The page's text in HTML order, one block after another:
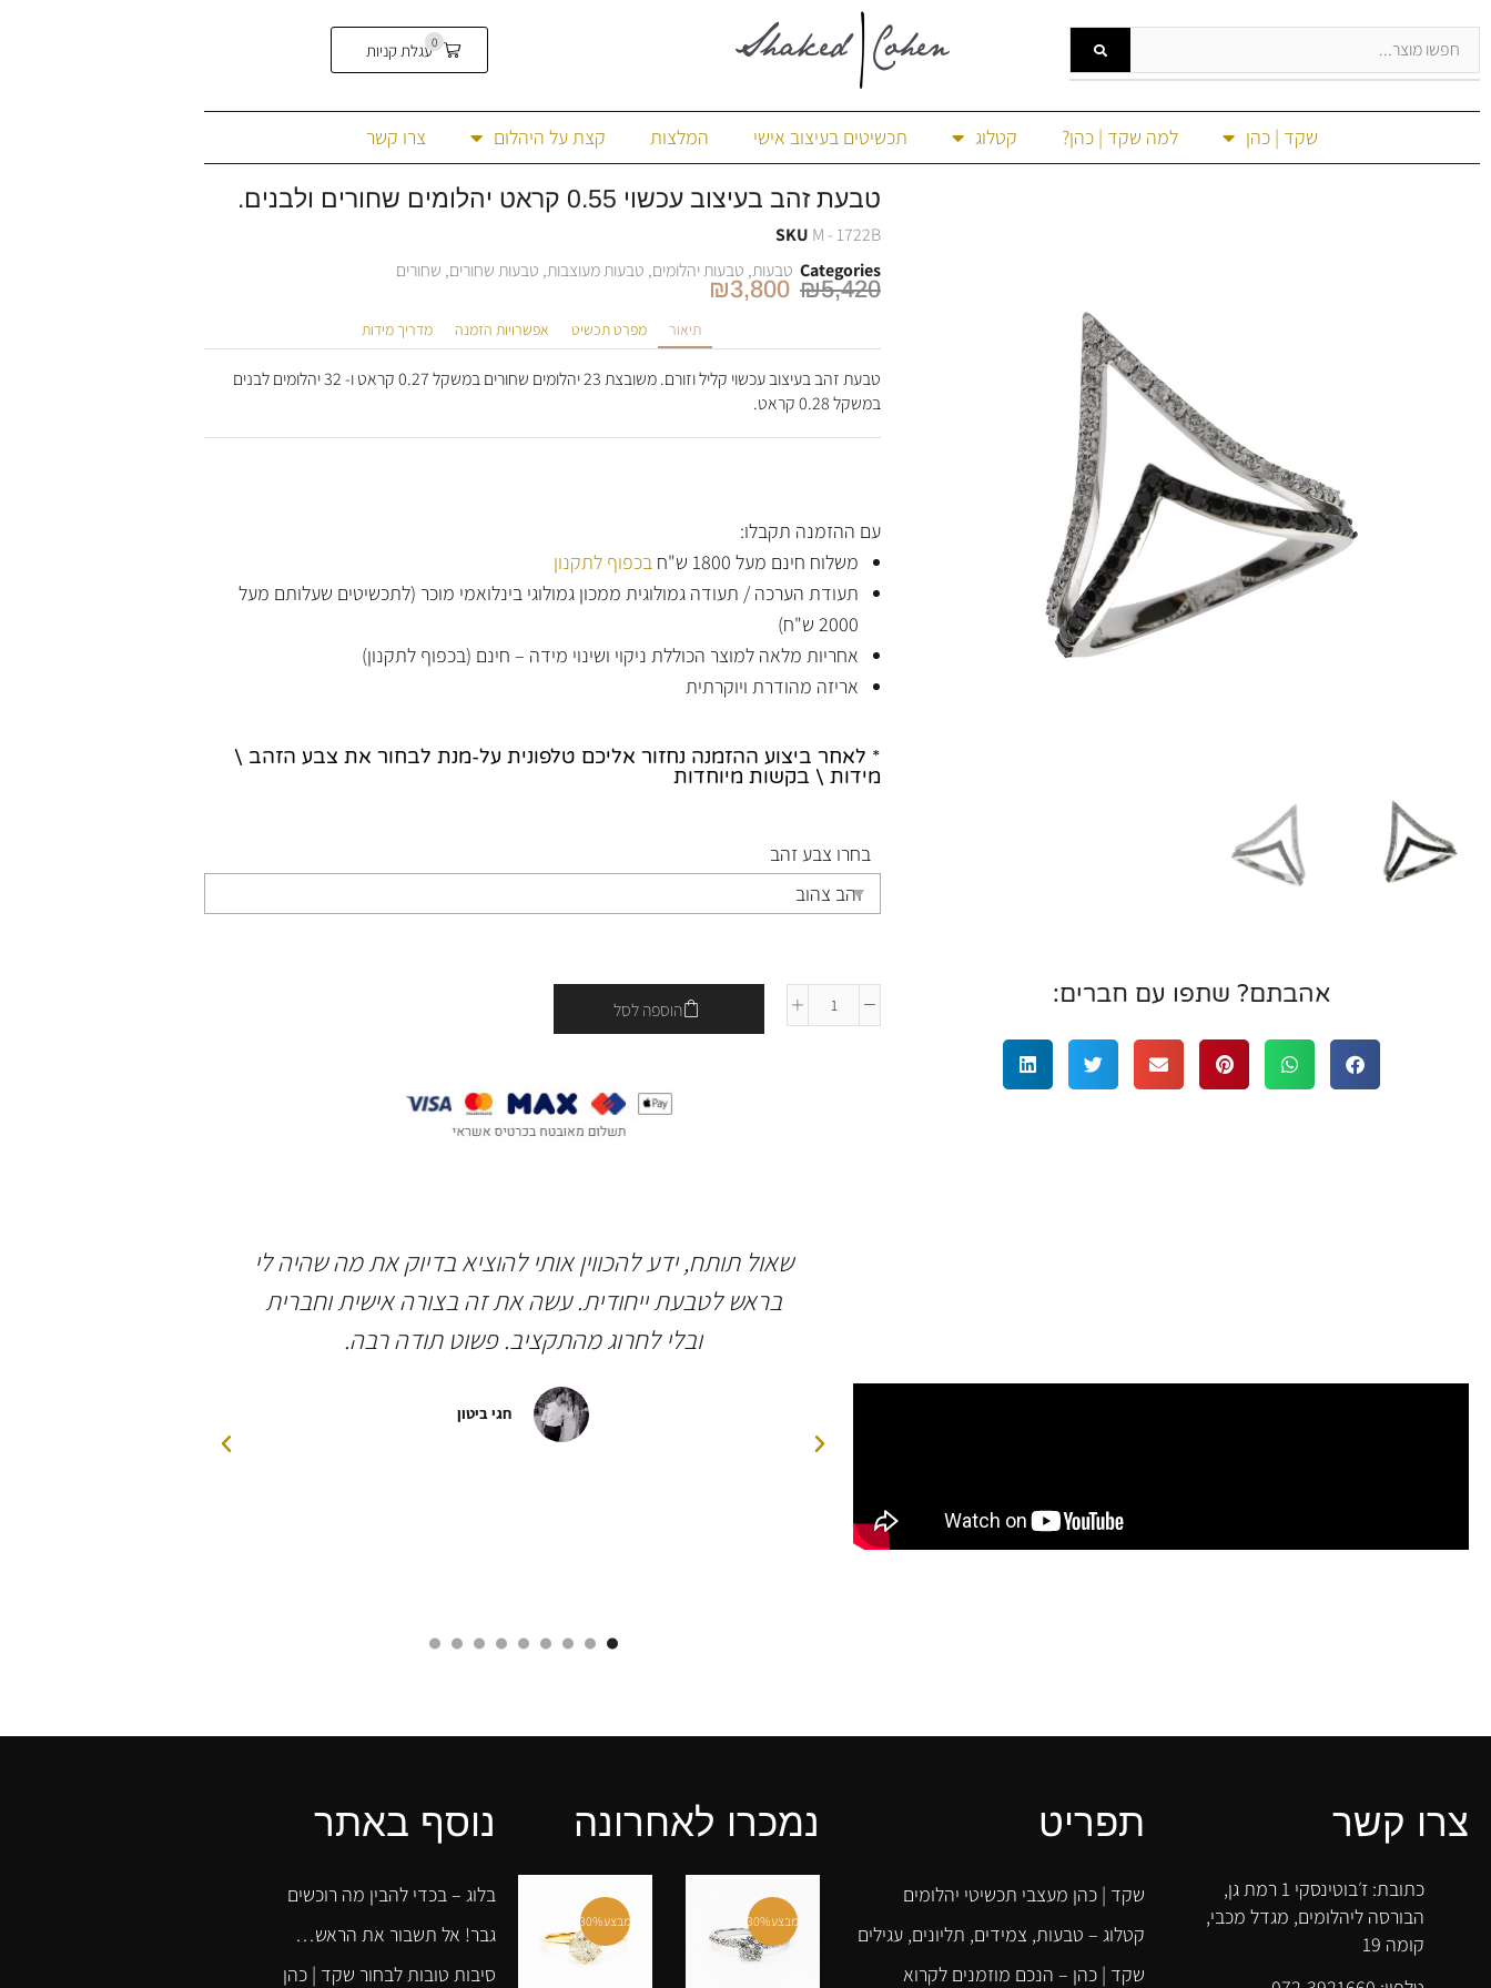
0עגלת קניות
שקד | כהן למה שקד | כהן? קטלוג תכשיטים בעיצוב אישי המלצות קצת על היהלום צרו קשר
אהבתם? שתפו עם חברים:
טבעת זהב בעיצוב עכשוי 0.55 קראט יהלומים שחורים ולבנים.
SKU M - 1722B
Categories טבעות, טבעות יהלומים, טבעות מעוצבות, טבעות שחורים, שחורים
₪5,420
₪3,800
תיאור מפרט תכשיט אפשרויות הזמנה מדריך מידות
טבעת זהב בעיצוב עכשוי קליל וזורם. משובצת 23 יהלומים שחורים במשקל 0.27 קראט ו- 32 יהלומים לבנים
במשקל 0.28 קראט.
עם ההזמנה תקבלו:
משלוח חינם מעל 1800 ש"ח
בכפוף לתקנון
תעודת הערכה / תעודה גמולוגית ממכון גמולוגי בינלואמי מוכר (לתכשיטים שעלותם מעל
2000 ש"ח)
אחריות מלאה למוצר הכוללת ניקוי ושינוי מידה – חינם (בכפוף לתקנון)
אריזה מהודרת ויוקרתית
* לאחר ביצוע ההזמנה נחזור אליכם טלפונית על-מנת לבחור את צבע הזהב \
מידות \ בקשות מיוחדות
בחרו צבע זהב
הוספה לסל
אמרלד. בכולם היה יחס מעולה, גמישות בפגישות לצורך
שאול תותח, ידע להכווין אותי להוציא בדיוק את מה שהיה לי
בראש לטבעת ייחודית. עשה את זה בצורה אישית וחברית
ובלי לחרוג מהתקציב. פשוט תודה רבה.
חגי ביטון
צרו קשר
כתובת: ז׳בוטינסקי 1 רמת גן,
הבורסה ליהלומים, מגדל מכבי,
קומה 19
תפריט
שקד | כהן מעצבי תכשיטי יהלומים
קטלוג – טבעות, צמידים, תליונים, עגילים
שקד | כהן – הנכם מוזמנים לקרוא
נמכרו לאחרונה
מבצע30% מבצע30%
נוסף באתר
בלוג – בכדי להבין מה רוכשים
גבר! אל תשבור את הראש…
סיבות טובות לבחור שקד | כהן